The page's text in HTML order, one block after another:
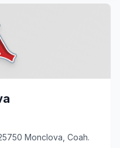
Monclova, Coah.